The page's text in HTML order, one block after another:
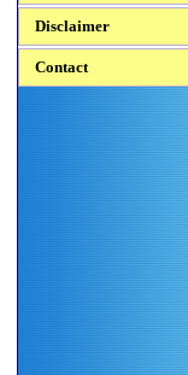
Disclaimer
Contact